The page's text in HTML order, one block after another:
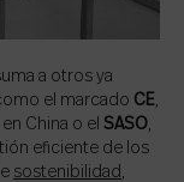
a otros ya
el marcado CE,
China o el SASO,
eficiente de los
sostenibilidad ,